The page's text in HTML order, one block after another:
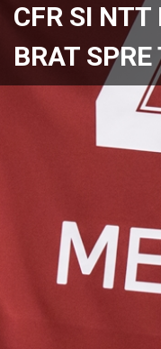
CFR SI NTT
BRAT